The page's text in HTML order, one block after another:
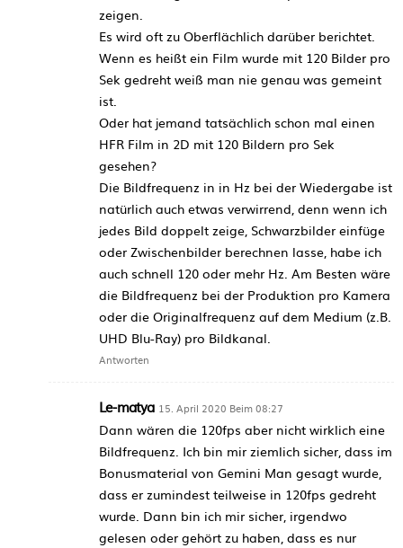
zeigen.
Es wird oft zu Oberflächlich darüber berichtet.
Wenn es heißt ein Film wurde mit 120 Bilder pro
Sek gedreht weiß man nie genau was gemeint
ist.
Oder hat jemand tatsächlich schon mal einen
HFR Film in 2D mit 120 Bildern pro Sek
gesehen?
Die Bildfrequenz in in Hz bei der Wiedergabe ist
natürlich auch etwas verwirrend, denn wenn ich
jedes Bild doppelt zeige, Schwarzbilder einfüge
oder Zwischenbilder berechnen lasse, habe ich
auch schnell 120 oder mehr Hz. Am Besten wäre
die Bildfrequenz bei der Produktion pro Kamera
oder die Originalfrequenz auf dem Medium (z.B.
UHD Blu-Ray) pro Bildkanal.
Antworten
Le-matya 15. April 2020 Beim 08:27
Dann wären die 120fps aber nicht wirklich eine
Bildfrequenz. Ich bin mir ziemlich sicher, dass im
Bonusmaterial von Gemini Man gesagt wurde,
dass er zumindest teilweise in 120fps gedreht
wurde. Dann bin ich mir sicher, irgendwo
gelesen oder gehört zu haben, dass es nur